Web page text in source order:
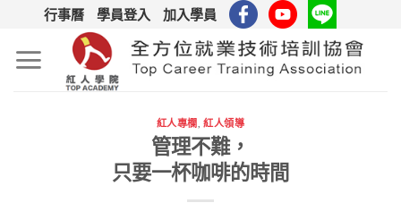
content
行事曆 學員登入 加入學員
紅人專欄 ,紅人領導
管理不難，
只要一杯咖啡的時間